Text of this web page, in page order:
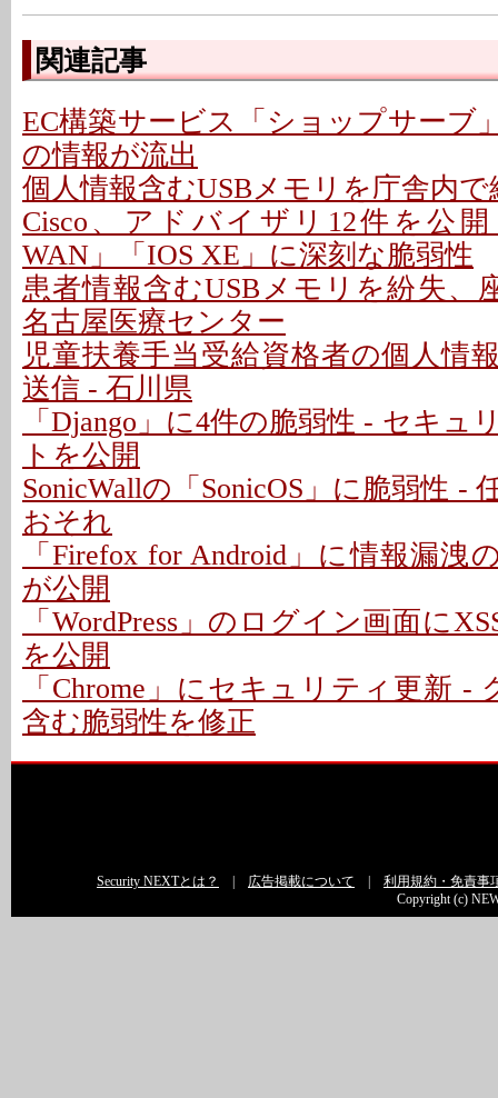
関連記事
EC構築サービス「ショップサーブ
の情報が流出
個人情報含むUSBメモリを庁舎内で
Cisco、アドバイザリ12件を公開
WAN」「IOS XE」に深刻な脆弱性
患者情報含むUSBメモリを紛失、
名古屋医療センター
児童扶養手当受給資格者の個人情
送信 - 石川県
「Django」に4件の脆弱性 - セキュ
トを公開
SonicWallの「SonicOS」に脆弱性 -
おそれ
「Firefox for Android」に情報漏洩
が公開
「WordPress」のログイン画面に
を公開
「Chrome」にセキュリティ更新 -
含む脆弱性を修正
Security NEXTとは？ 広告掲載について
利用規約・免責事
Copyright (c)